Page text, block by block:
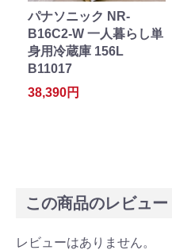
パナソニック NR-
B16C2-W 一人暮らし単
身用冷蔵庫 156L
B11017
38,390円
この商品のレビュー
レビューはありません。